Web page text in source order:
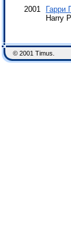
2001
Гарри
Harry
© 2001 Timus.